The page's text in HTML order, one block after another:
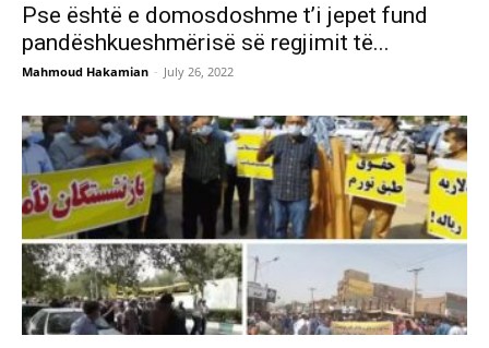
Pse është e domosdoshme t’i jepet fund
pandëshkueshmërisë së regjimit të...
Mahmoud Hakamian - July 26, 2022